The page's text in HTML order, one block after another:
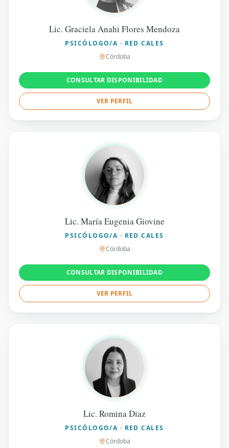
Lic. Graciela Anahi Flores Mendoza
PSICÓLOGO/A · RED CALES
Córdoba
CONSULTAR DISPONIBILIDAD
VER PERFIL
Lic. María Eugenia Giovine
PSICÓLOGO/A · RED CALES
Córdoba
CONSULTAR DISPONIBILIDAD
VER PERFIL
Lic. Romina Diaz
PSICÓLOGO/A · RED CALES
Córdoba